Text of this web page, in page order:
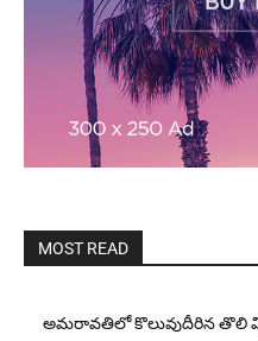
MOST READ
అమరావతిలో కొలువుదీరిన తొలి